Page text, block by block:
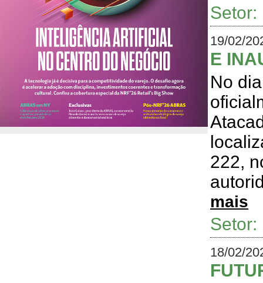
Setor:
19/02/
E
No
222,
mais
Setor:
18/02/